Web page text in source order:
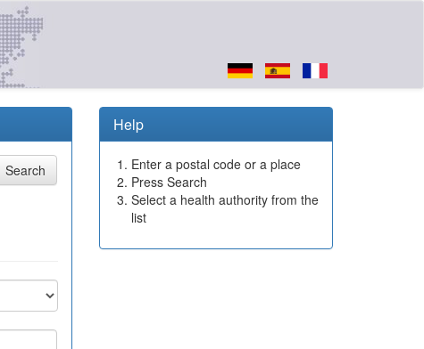
Help
Enter a postal code or a place
Press Search
Select a health authority from the
list